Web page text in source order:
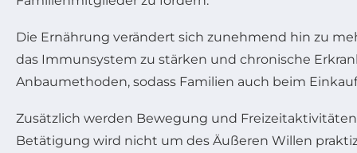
Die Ernährung verändert sich zunehmend hin zu
das Immunsystem zu stärken und chronische
Anbaumethoden, sodass Familien auch beim
Zusätzlich werden Bewegung und
Betätigung wird nicht um des Äußeren Willen